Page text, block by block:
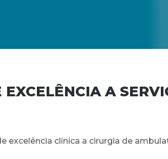
A
excelência clínica a cirurgia de